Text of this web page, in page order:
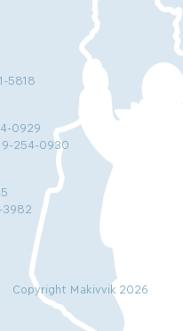
5818
0929
254-0930
3982
Copyright Makivvik 2026